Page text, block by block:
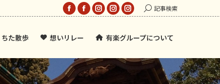
Facebook
opens
new
window
Facebook
opens
new
window
Instagram
opens
new
window
Instagram
opens
new
Instagram
opens
new
window
Search:記事検索
ちた散歩 想いリレー 有楽グループについて